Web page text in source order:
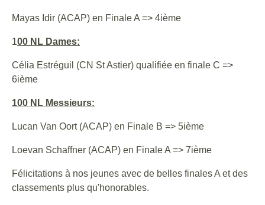
Mayas Idir (ACAP) en Finale A => 4ième
100 NL Dames:
Célia Estréguil (CN St Astier) qualifiée en finale C =>
6ième
100 NL Messieurs:
Lucan Van Oort (ACAP) en Finale B => 5ième
Loevan Schaffner (ACAP) en Finale A => 7ième
Félicitations à nos jeunes avec de belles finales A et des
classements plus qu'honorables.